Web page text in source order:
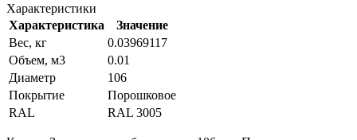
Характеристики
Характеристика
Значение
Вес, кг
0.03969117
Объем, м3
0.01
Диаметр
106
Покрытие
Порошковое
RAL
RAL 3005